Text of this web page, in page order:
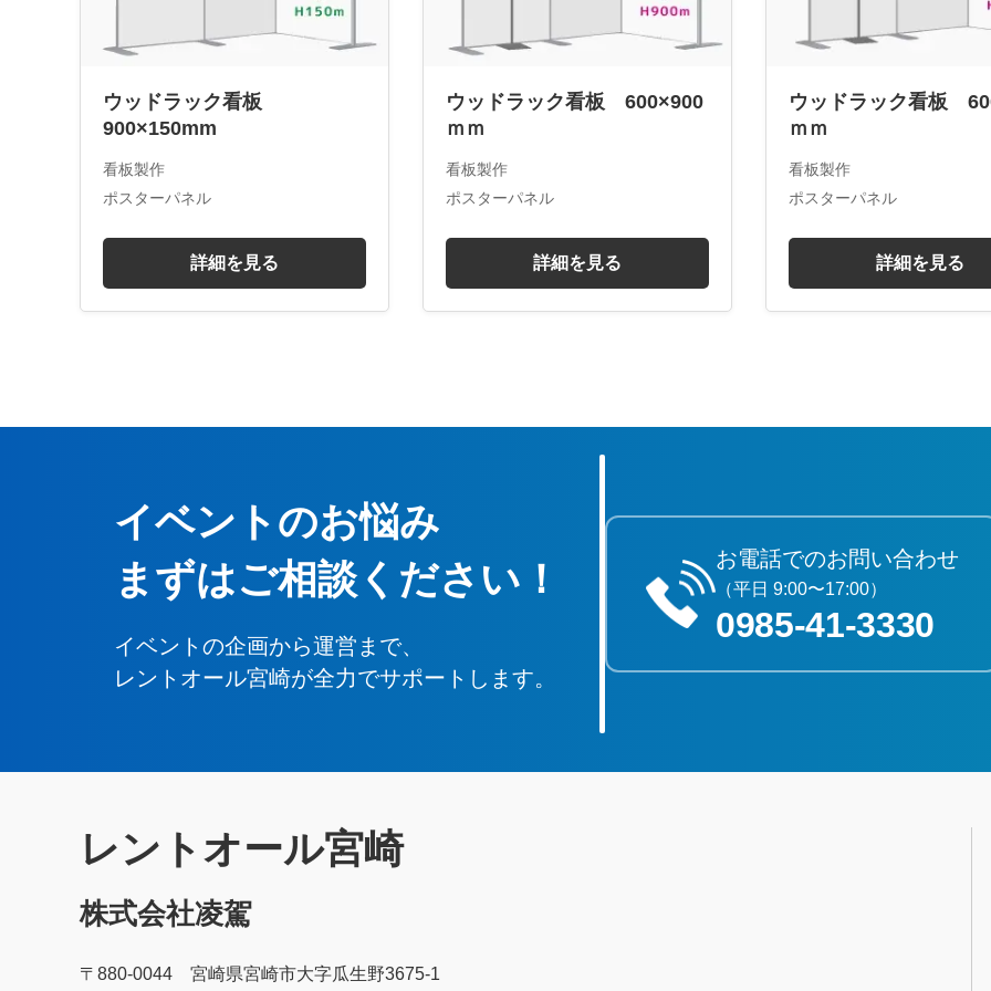
ウッドラック看板
900×150mm
看板製作
ポスターパネル
詳細を見る
ウッドラック看板 600×900
ｍｍ
看板製作
ポスターパネル
詳細を見る
ウッドラック看板
ｍｍ
看板製作
ポスターパネル
詳細を見る
イベントのお悩み
まずはご相談ください！
イベントの企画から運営まで、
レントオール宮崎が全力でサポートします。
お電話でのお問い合わせ
（平日 9:00〜17:00）
0985‐41‐3330
レントオール宮崎
株式会社凌駕
〒880-0044 宮崎県宮崎市大字瓜生野3675-1